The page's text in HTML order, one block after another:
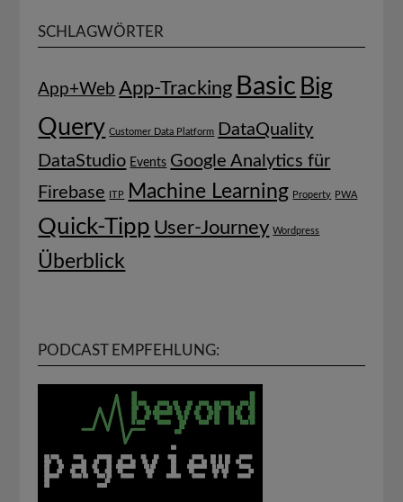
SCHLAGWÖRTER
App+Web App-Tracking Basic Big
Query Customer Data Platform
DataQuality
DataStudio Events Google Analytics für
Firebase
ITP Machine Learning Property PWA
Quick-Tipp User-Journey Wordpress
Überblick
PODCAST EMPFEHLUNG: